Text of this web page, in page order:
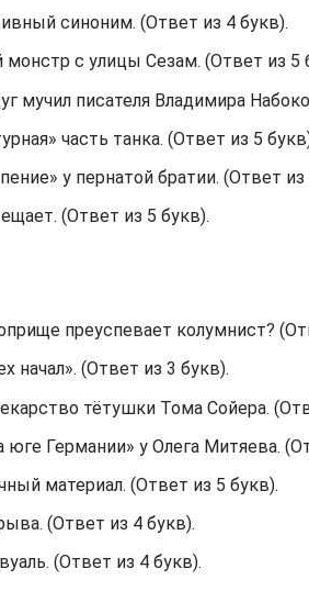
синоним. (Ответ из 4 букв).
с улицы Сезам. (Ответ из 5
мучил писателя Владимира
часть танка. (Ответ из 5
у пернатой братии. (Ответ из
(Ответ из 5 букв).
преуспевает колумнист?
начал». (Ответ из 3 букв).
тётушки Тома Сойера.
юге Германии» у Олега Митяева.
материал. (Ответ из 5 букв).
(Ответ из 4 букв).
(Ответ из 4 букв).